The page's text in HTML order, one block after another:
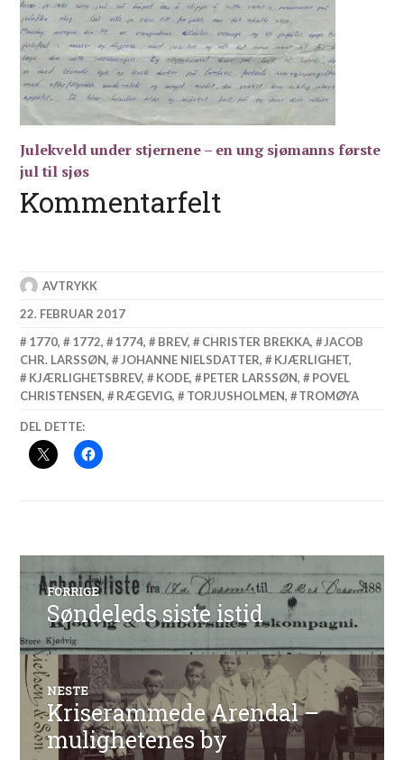
Julekveld under stjernene – en ung sjømanns første
jul til sjøs
Kommentarfelt
AVTRYKK
22. FEBRUAR 2017
1770, 1772, 1774, BREV, CHRISTER BREKKA,
JACOB
CHR. LARSSØN, JOHANNE NIELSDATTER, KJÆRLIGHET,
KJÆRLIGHETSBREV, KODE, PETER LARSSØN,
POVEL
CHRISTENSEN, RÆGEVIG, TORJUSHOLMEN, TROMØYA
DEL DETTE:
Innleggsnavigasjon
FORRIGE
Forrige
innlegg:
Søndeleds siste istid
NESTE
Neste
innlegg:
Kriserammede Arendal –
mulighetenes by